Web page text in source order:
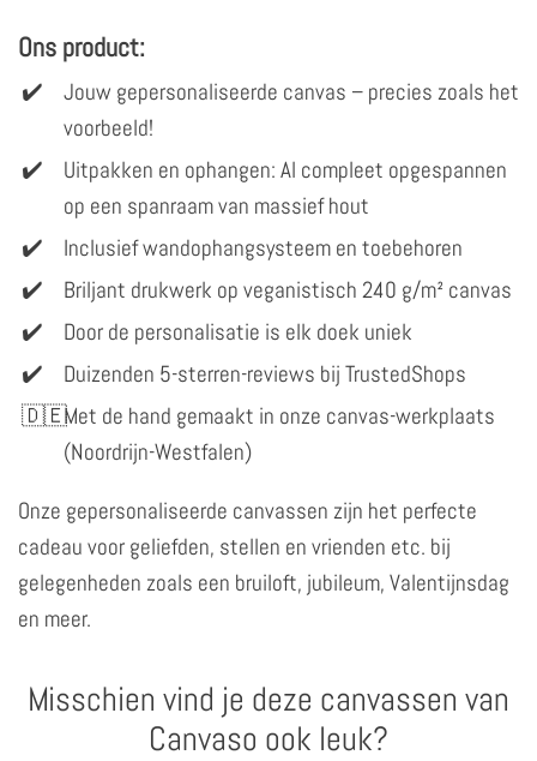
Ons product:
Jouw gepersonaliseerde canvas – precies zoals het
voorbeeld!
Uitpakken en ophangen: Al compleet opgespannen
op een spanraam van massief hout
Inclusief wandophangsysteem en toebehoren
Briljant drukwerk op veganistisch 240 g/m² canvas
Door de personalisatie is elk doek uniek
Duizenden 5-sterren-reviews bij TrustedShops
Met de hand gemaakt in onze canvas-werkplaats
(Noordrijn-Westfalen)
Onze gepersonaliseerde canvassen zijn het perfecte
cadeau voor geliefden, stellen en vrienden etc. bij
gelegenheden zoals een bruiloft, jubileum, Valentijnsdag
en meer.
Misschien vind je deze canvassen van
Canvaso ook leuk?